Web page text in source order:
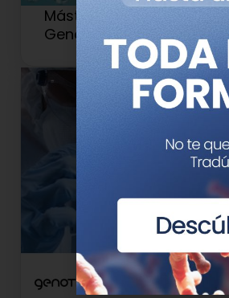
Máster en Medicina de
Genética Clínica